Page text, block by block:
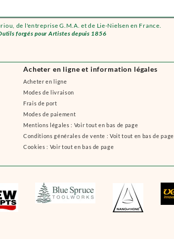
de l'entreprise G.M.A. et de Lie-Nielsen en France.
forgés pour Artistes depuis 1856
Acheter en ligne et information légales
Acheter en ligne
Modes de livraison
Frais de port
Modes de paiement
Mentions légales : Voir tout en bas de page
Conditions générales de vente : Voit tout en bas de page
Cookies : Voir tout en bas de page